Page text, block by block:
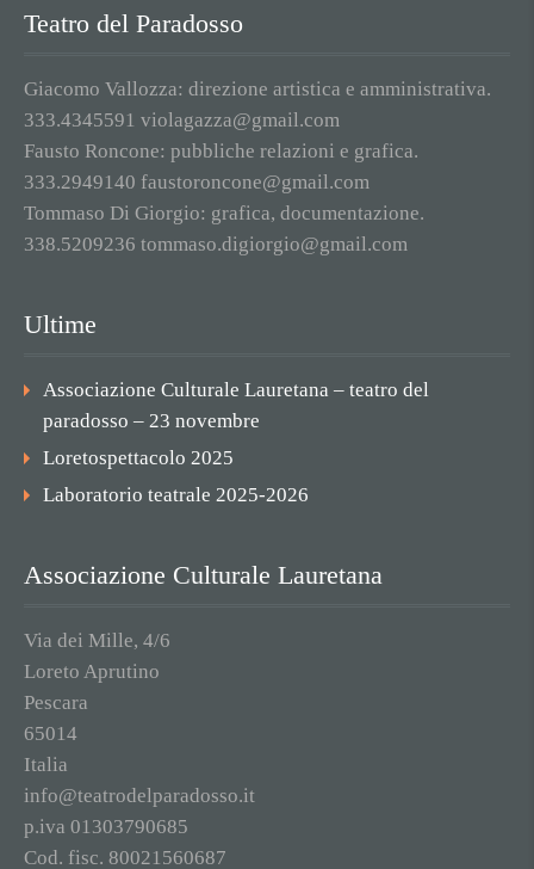
Teatro del Paradosso
Giacomo Vallozza: direzione artistica e amministrativa.
333.4345591 violagazza@gmail.com
Fausto Roncone: pubbliche relazioni e grafica.
333.2949140 faustoroncone@gmail.com
Tommaso Di Giorgio: grafica, documentazione.
338.5209236 tommaso.digiorgio@gmail.com
Ultime
Associazione Culturale Lauretana – teatro del
paradosso – 23 novembre
Loretospettacolo 2025
Laboratorio teatrale 2025-2026
Associazione Culturale Lauretana
Via dei Mille, 4/6
Loreto Aprutino
Pescara
65014
Italia
info@teatrodelparadosso.it
p.iva 01303790685
Cod. fisc. 80021560687